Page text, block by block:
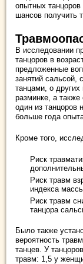
опытных
шансов получить
В исследовании
танцоров в
предложенные
занятий сальсой,
танцами, о других
разминке, а
один из танцоров
больше года
Кроме того,
Риск
Риск травм
индекса
Риск травм
танцора
Было также
вероятность
танцев. У
травм: 1,5 у